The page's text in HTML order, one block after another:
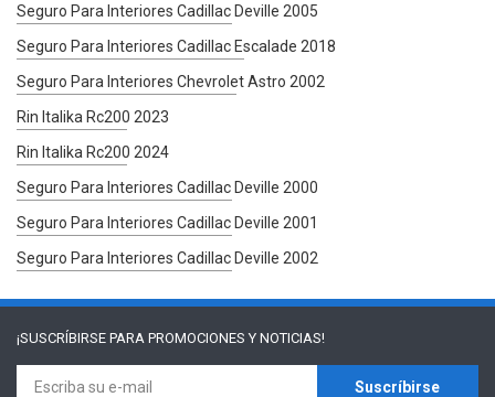
Seguro Para Interiores Cadillac Deville 2005
Seguro Para Interiores Cadillac Escalade 2018
Seguro Para Interiores Chevrolet Astro 2002
Rin Italika Rc200 2023
Rin Italika Rc200 2024
Seguro Para Interiores Cadillac Deville 2000
Seguro Para Interiores Cadillac Deville 2001
Seguro Para Interiores Cadillac Deville 2002
¡SUSCRÍBIRSE PARA PROMOCIONES Y NOTICIAS!
Suscríbirse